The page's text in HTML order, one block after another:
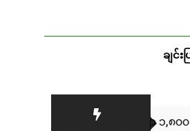
ချင်
ေဒါမှာ ဒေါ်လာ ၁,၈၀၀ နဲ့ ရောင်းထွက်